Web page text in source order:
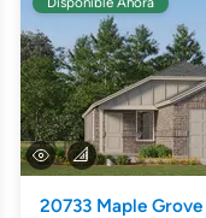
20733 Maple Grove